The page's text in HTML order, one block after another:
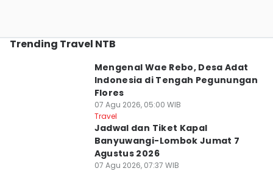
Trending Travel NTB
Mengenal Wae Rebo, Desa Adat
Indonesia di Tengah Pegunungan
Flores
07 Agu 2026, 05:00 WIB
Travel
Jadwal dan Tiket Kapal
Banyuwangi-Lombok Jumat 7
Agustus 2026
07 Agu 2026, 07:37 WIB